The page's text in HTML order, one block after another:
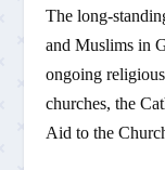
The long-
and Muslims in
ongoing
churches, the
Aid to the